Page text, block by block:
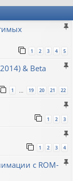
1 2 3 4 5
& Beta
1 … 19 20 21 22
1 2 3
1 2 3 4
с ROM-